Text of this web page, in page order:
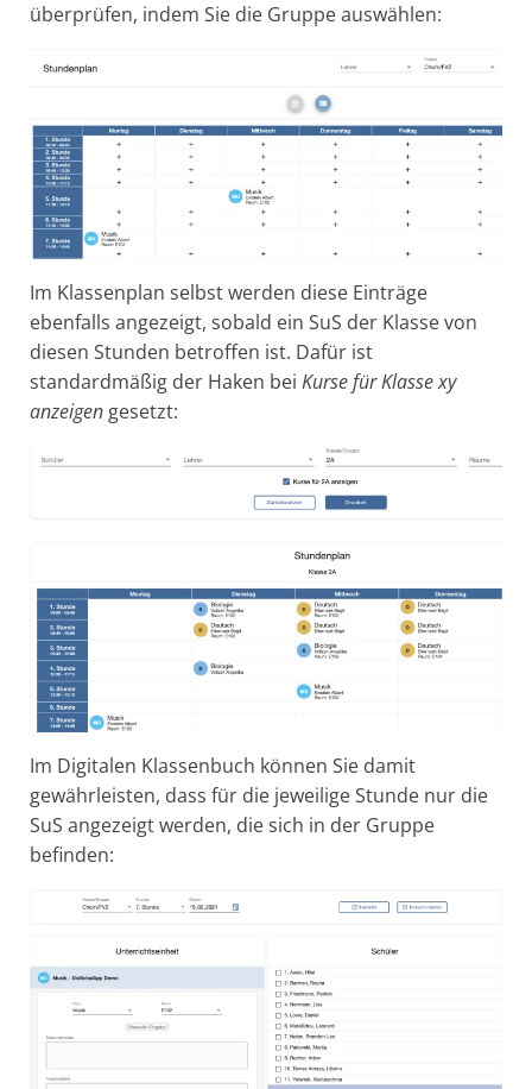
überprüfen, indem Sie die Gruppe auswählen:
Im Klassenplan selbst werden diese Einträge
ebenfalls angezeigt, sobald ein SuS der Klasse von
diesen Stunden betroffen ist. Dafür ist
standardmäßig der Haken bei Kurse für Klasse xy
anzeigen gesetzt:
Im Digitalen Klassenbuch können Sie damit
gewährleisten, dass für die jeweilige Stunde nur die
SuS angezeigt werden, die sich in der Gruppe
befinden: